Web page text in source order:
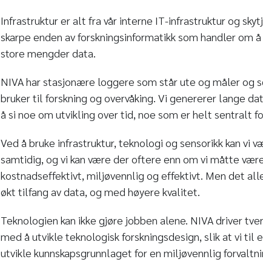
Infrastruktur er alt fra vår interne IT-infrastruktur og
skarpe enden av forskningsinformatikk som handler om
store mengder data.
NIVA har stasjonære loggere som står ute og måler og
bruker til forskning og overvåking. Vi genererer lange
å si noe om utvikling over tid, noe som er helt sentralt
Ved å bruke infrastruktur, teknologi og sensorikk kan vi
samtidig, og vi kan være der oftere enn om vi måtte
kostnadseffektivt, miljøvennlig og effektivt. Men det
økt tilfang av data, og med høyere kvalitet.
Teknologien kan ikke gjøre jobben alene. NIVA driver
med å utvikle teknologisk forskningsdesign, slik at vi til
utvikle kunnskapsgrunnlaget for en miljøvennlig